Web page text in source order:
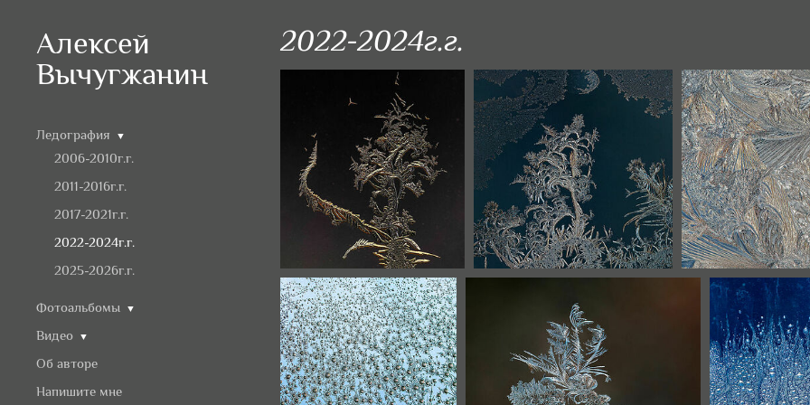
Алексей
Вычугжанин
Ледография ▼
2006-2010г.г.
2011-2016г.г.
2017-2021г.г.
2022-2024г.г.
2025-2026г.г.
Фотоальбомы ▼
Видео ▼
Об авторе
Напишите мне
2022-2024г.г.